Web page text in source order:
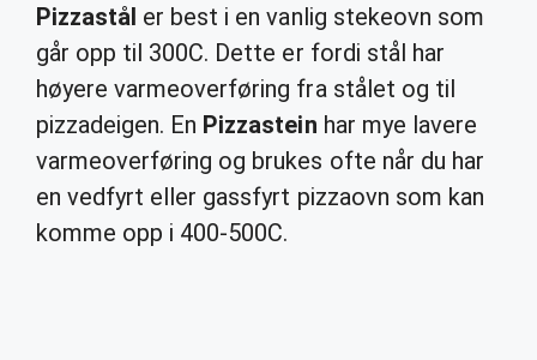
Pizzastål er best i en vanlig stekeovn som
går opp til 300C. Dette er fordi stål har
høyere varmeoverføring fra stålet og til
pizzadeigen. En Pizzastein har mye lavere
varmeoverføring og brukes ofte når du har
en vedfyrt eller gassfyrt pizzaovn som kan
komme opp i 400-500C.